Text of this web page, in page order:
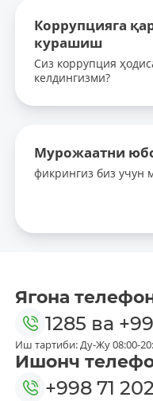
Коррупцияга
курашиш
Сиз коррупция
келдингизми?
Мурожаатни
фикрингиз биз учун
Ягона
1285 ва
Иш тартиби: Ду-Жу 08:00-
Ишонч
+998 71